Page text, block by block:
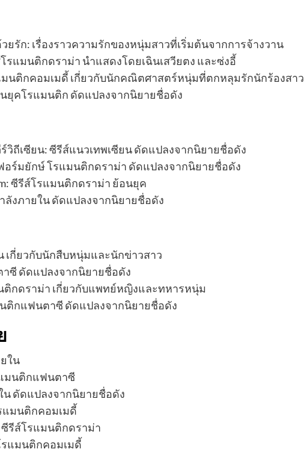
ยรัก: เรื่องราวความรักของหนุ่มสาวที่เริ่มต้นจากการจ้างวาน
โรแมนติกดราม่า นำแสดงโดยเฉินเสวียตง และซ่งอี้
มนติกคอมเมดี้ เกี่ยวกับนักคณิตศาสตร์หนุ่มที่ตกหลุมรักนักร้องสาว
นยุคโรแมนติก ดัดแปลงจากนิยายชื่อดัง
ร์วิถีเซียน: ซีรีส์แนวเทพเซียน ดัดแปลงจากนิยายชื่อดัง
ฟอร์มยักษ์ โรแมนติกดราม่า ดัดแปลงจากนิยายชื่อดัง
ซีรีส์โรแมนติกดราม่า ย้อนยุค
ำลังภายใน ดัดแปลงจากนิยายชื่อดัง
เกี่ยวกับนักสืบหนุ่มและนักข่าวสาว
าซี ดัดแปลงจากนิยายชื่อดัง
ติกดราม่า เกี่ยวกับแพทย์หญิงและทหารหนุ่ม
นติกแฟนตาซี ดัดแปลงจากนิยายชื่อดัง
ใน
มนติกแฟนตาซี
น ดัดแปลงจากนิยายชื่อดัง
แมนติกคอมเมดี้
ซีรีส์โรแมนติกดราม่า
แมนติกคอมเมดี้